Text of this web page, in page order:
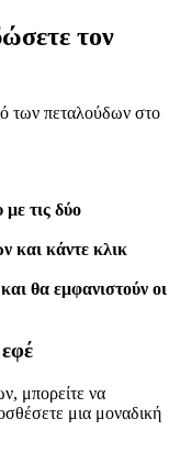
τον
των πεταλούδων στο
τις δύο
και κάντε κλικ
θα εμφανιστούν οι
μπορείτε να
μια μοναδική